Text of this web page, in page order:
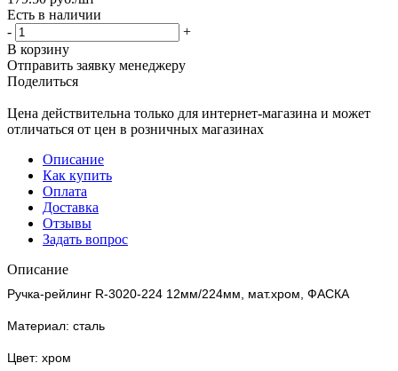
Есть в наличии
-
+
В корзину
Отправить заявку менеджеру
Поделиться
Цена действительна только для интернет-магазина и может
отличаться от цен в розничных магазинах
Описание
Как купить
Оплата
Доставка
Отзывы
Задать вопрос
Описание
Ручка-рейлинг R-3020-224 12мм/224мм, мат.хром, ФАСКА
Материал: сталь
Цвет: хром